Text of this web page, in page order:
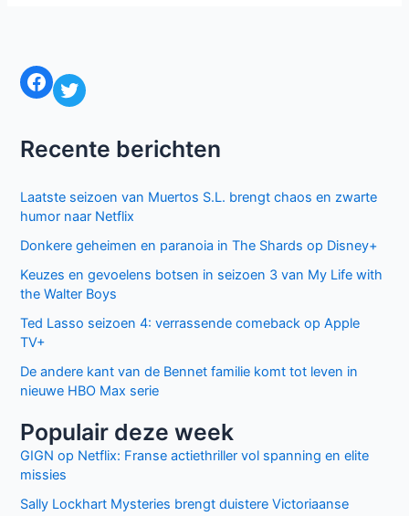
Facebook Twitter
Recente berichten
Laatste seizoen van Muertos S.L. brengt chaos en zwarte
humor naar Netflix
Donkere geheimen en paranoia in The Shards op Disney+
Keuzes en gevoelens botsen in seizoen 3 van My Life with
the Walter Boys
Ted Lasso seizoen 4: verrassende comeback op Apple
TV+
De andere kant van de Bennet familie komt tot leven in
nieuwe HBO Max serie
Populair deze week
GIGN op Netflix: Franse actiethriller vol spanning en elite
missies
Sally Lockhart Mysteries brengt duistere Victoriaanse